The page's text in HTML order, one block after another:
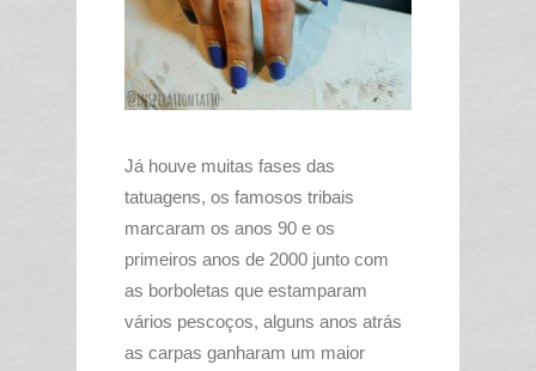
Já houve muitas fases das
tatuagens, os famosos tribais
marcaram os anos 90 e os
primeiros anos de 2000 junto com
as borboletas que estamparam
vários pescoços, alguns anos atrás
as carpas ganharam um maior